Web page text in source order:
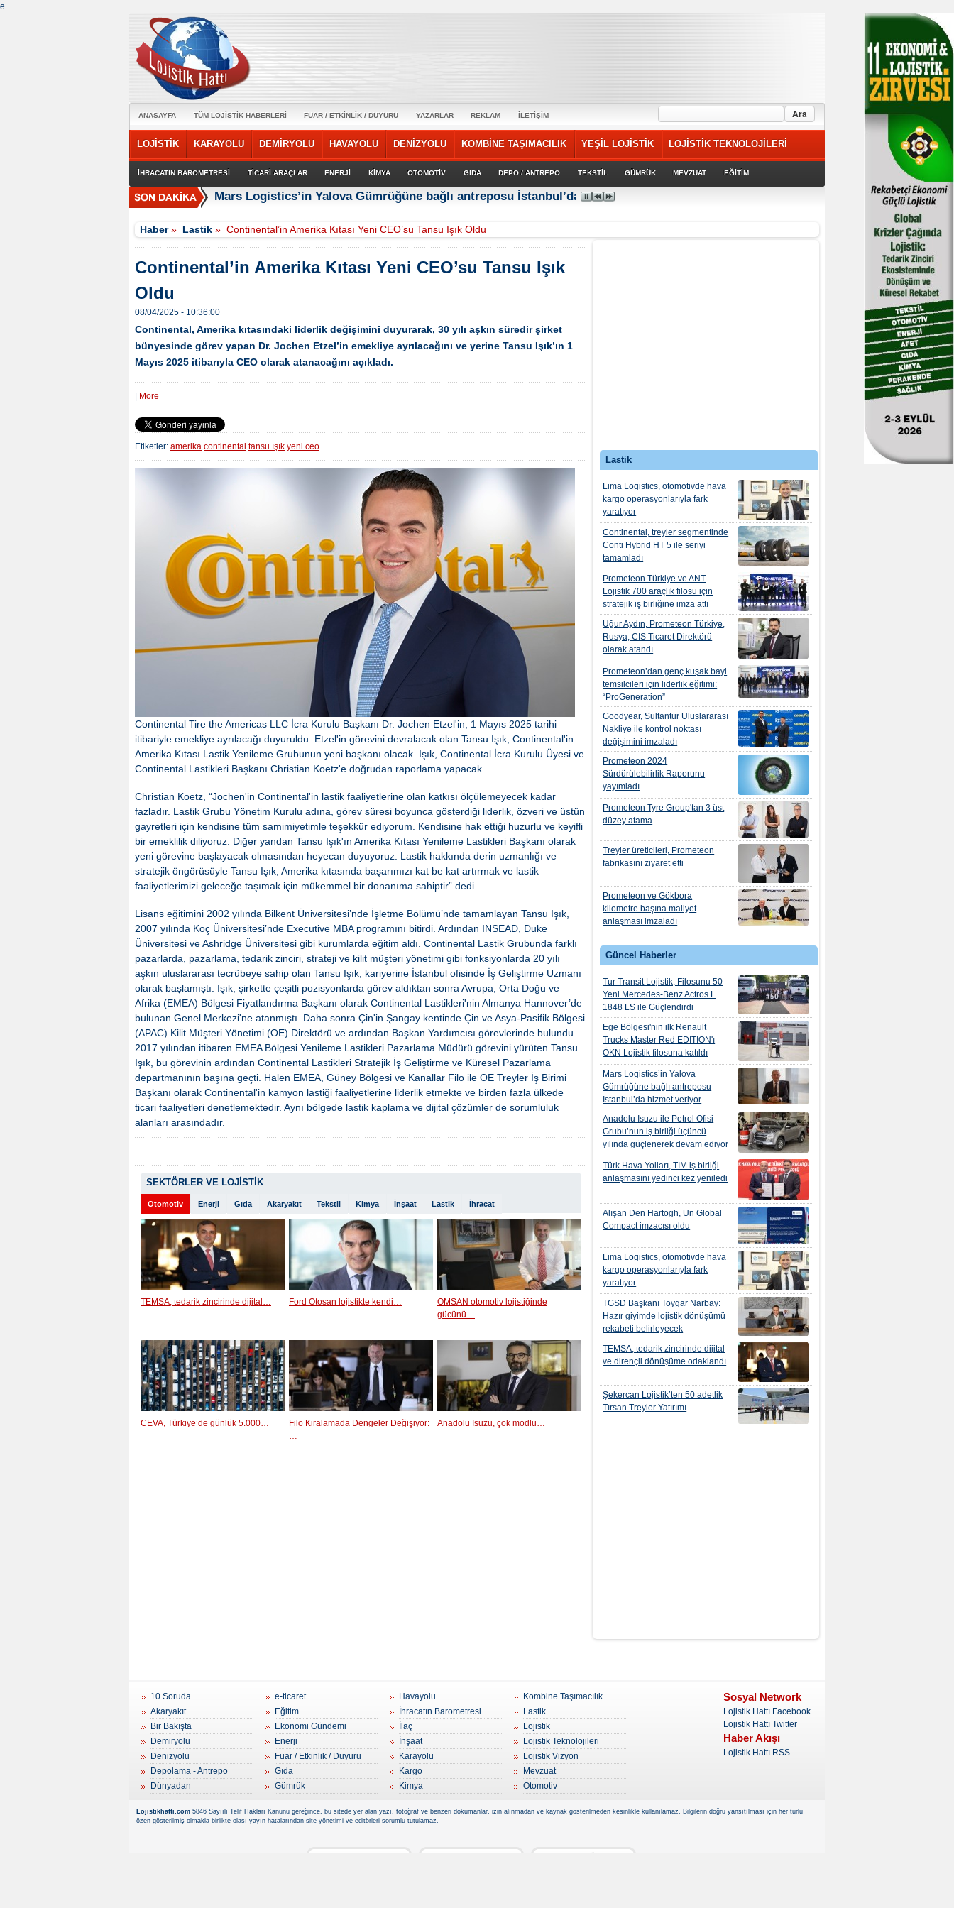
e
ANASAYFA TÜM LOJİSTİK HABERLERİ FUAR / ETKİNLİK / DUYURU YAZARLAR REKLAM İLETİŞİM
LOJİSTİK KARAYOLU DEMİRYOLU HAVAYOLU DENİZYOLU KOMBİNE TAŞIMACILIK YEŞİL LOJİSTİK LOJİSTİK TEKNOLOJİLERİ
İHRACATIN BAROMETRESİ TİCARİ ARAÇLAR ENERJİ KİMYA OTOMOTİV GIDA DEPO / ANTREPO TEKSTİL GÜMRÜK MEVZUAT EĞİTİM
Mars Logistics’in Yalova Gümrüğüne bağlı antreposu İstanbul’da hizmet veriyor
Haber» Lastik »Continental’in Amerika Kıtası Yeni CEO’su Tansu Işık Oldu
Lastik
Lima Logistics, otomotivde hava
kargo operasyonlarıyla fark
yaratıyor
Continental, treyler segmentinde
Conti Hybrid HT 5 ile seriyi
tamamladı
Prometeon Türkiye ve ANT
Lojistik 700 araçlık filosu için
stratejik iş birliğine imza attı
Uğur Aydın, Prometeon Türkiye,
Rusya, CIS Ticaret Direktörü
olarak atandı
Prometeon’dan genç kuşak bayi
temsilcileri için liderlik eğitimi:
“ProGeneration”
Goodyear, Sultantur Uluslararası
Nakliye ile kontrol noktası
değişimini imzaladı
Prometeon 2024
Sürdürülebilirlik Raporunu
yayımladı
Prometeon Tyre Group'tan 3 üst
düzey atama
Treyler üreticileri, Prometeon
fabrikasını ziyaret etti
Prometeon ve Gökbora
kilometre başına maliyet
anlaşması imzaladı
Güncel Haberler
Tur Transit Lojistik, Filosunu 50
Yeni Mercedes-Benz Actros L
1848 LS ile Güçlendirdi
Ege Bölgesi'nin ilk Renault
Trucks Master Red EDITION'ı
ÖKN Lojistik filosuna katıldı
Mars Logistics’in Yalova
Gümrüğüne bağlı antreposu
İstanbul’da hizmet veriyor
Anadolu Isuzu ile Petrol Ofisi
Grubu’nun iş birliği üçüncü
yılında güçlenerek devam ediyor
Türk Hava Yolları, TİM iş birliği
anlaşmasını yedinci kez yeniledi
Alışan Den Hartogh, Un Global
Compact imzacısı oldu
Lima Logistics, otomotivde hava
kargo operasyonlarıyla fark
yaratıyor
TGSD Başkanı Toygar Narbay:
Hazır giyimde lojistik dönüşümü
rekabeti belirleyecek
TEMSA, tedarik zincirinde dijital
ve dirençli dönüşüme odaklandı
Şekercan Lojistik’ten 50 adetlik
Tırsan Treyler Yatırımı
Continental’in Amerika Kıtası Yeni CEO’su Tansu Işık
Oldu
08/04/2025 - 10:36:00
Continental, Amerika kıtasındaki liderlik değişimini duyurarak, 30 yılı aşkın süredir şirket
bünyesinde görev yapan Dr. Jochen Etzel’in emekliye ayrılacağını ve yerine Tansu Işık’ın 1
Mayıs 2025 itibarıyla CEO olarak atanacağını açıkladı.
More
Etiketler: amerika continental tansu ışık yeni ceo
Continental Tire the Americas LLC İcra Kurulu Başkanı Dr. Jochen Etzel'in, 1 Mayıs 2025 tarihi
itibariyle emekliye ayrılacağı duyuruldu. Etzel'in görevini devralacak olan Tansu Işık, Continental'in
Amerika Kıtası Lastik Yenileme Grubunun yeni başkanı olacak. Işık, Continental İcra Kurulu Üyesi ve
Continental Lastikleri Başkanı Christian Koetz'e doğrudan raporlama yapacak.
Christian Koetz, “Jochen'in Continental'in lastik faaliyetlerine olan katkısı ölçülemeyecek kadar
fazladır. Lastik Grubu Yönetim Kurulu adına, görev süresi boyunca gösterdiği liderlik, özveri ve üstün
gayretleri için kendisine tüm samimiyetimle teşekkür ediyorum. Kendisine hak ettiği huzurlu ve keyifli
bir emeklilik diliyoruz. Diğer yandan Tansu Işık'ın Amerika Kıtası Yenileme Lastikleri Başkanı olarak
yeni görevine başlayacak olmasından heyecan duyuyoruz. Lastik hakkında derin uzmanlığı ve
stratejik öngörüsüyle Tansu Işık, Amerika kıtasında başarımızı kat be kat artırmak ve lastik
faaliyetlerimizi geleceğe taşımak için mükemmel bir donanıma sahiptir” dedi.
Lisans eğitimini 2002 yılında Bilkent Üniversitesi’nde İşletme Bölümü’nde tamamlayan Tansu Işık,
2007 yılında Koç Üniversitesi’nde Executive MBA programını bitirdi. Ardından INSEAD, Duke
Üniversitesi ve Ashridge Üniversitesi gibi kurumlarda eğitim aldı. Continental Lastik Grubunda farklı
pazarlarda, pazarlama, tedarik zinciri, strateji ve kilit müşteri yönetimi gibi fonksiyonlarda 20 yılı
aşkın uluslararası tecrübeye sahip olan Tansu Işık, kariyerine İstanbul ofisinde İş Geliştirme Uzmanı
olarak başlamıştı. Işık, şirkette çeşitli pozisyonlarda görev aldıktan sonra Avrupa, Orta Doğu ve
Afrika (EMEA) Bölgesi Fiyatlandırma Başkanı olarak Continental Lastikleri'nin Almanya Hannover’de
bulunan Genel Merkezi'ne atanmıştı. Daha sonra Çin'in Şangay kentinde Çin ve Asya-Pasifik Bölgesi
(APAC) Kilit Müşteri Yönetimi (OE) Direktörü ve ardından Başkan Yardımcısı görevlerinde bulundu.
2017 yılından itibaren EMEA Bölgesi Yenileme Lastikleri Pazarlama Müdürü görevini yürüten Tansu
Işık, bu görevinin ardından Continental Lastikleri Stratejik İş Geliştirme ve Küresel Pazarlama
departmanının başına geçti. Halen EMEA, Güney Bölgesi ve Kanallar Filo ile OE Treyler İş Birimi
Başkanı olarak Continental'in kamyon lastiği faaliyetlerine liderlik etmekte ve birden fazla ülkede
ticari faaliyetleri denetlemektedir. Aynı bölgede lastik kaplama ve dijital çözümler de sorumluluk
alanları arasındadır.
SEKTÖRLER VE LOJİSTİK
Otomotiv Enerji Gıda Akaryakıt Tekstil Kimya İnşaat Lastik İhracat
TEMSA, tedarik zincirinde dijital… Ford Otosan lojistikte kendi…
OMSAN otomotiv lojistiğinde
gücünü…
CEVA, Türkiye’de günlük 5.000…
Filo Kiralamada Dengeler Değişiyor:
…
Anadolu Isuzu, çok modlu…
10 Soruda
Akaryakıt
Bir Bakışta
Demiryolu
Denizyolu
Depolama - Antrepo
Dünyadan
e-ticaret
Eğitim
Ekonomi Gündemi
Enerji
Fuar / Etkinlik / Duyuru
Gıda
Gümrük
Havayolu
İhracatın Barometresi
İlaç
İnşaat
Karayolu
Kargo
Kimya
Kombine Taşımacılık
Lastik
Lojistik
Lojistik Teknolojileri
Lojistik Vizyon
Mevzuat
Otomotiv
Sosyal Network
Lojistik Hattı Facebook
Lojistik Hattı Twitter
Haber Akışı
Lojistik Hattı RSS
Lojistikhatti.com 5846 Sayıılı Telif Hakları Kanunu gereğince, bu sitede yer alan yazı, fotoğraf ve benzeri dokümanlar, izin alınmadan ve kaynak gösterilmeden kesinlikle kullanılamaz. Bilgilerin doğru yansıtılması için her türlü
özen gösterilmiş olmakla birlikte olası yayın hatalarından site yönetimi ve editörleri sorumlu tutulamaz.